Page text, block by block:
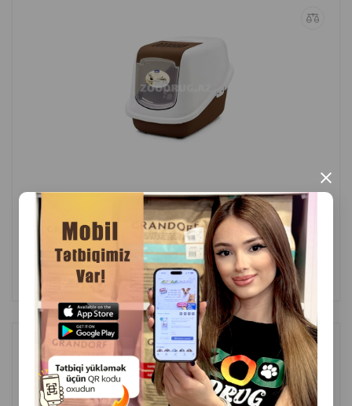
×
Çəki Qiymət
1 ədəd
54.00
ALMAQ
SAVIC Iriz 50 pişik lövhəsi 50x36,5x11,5 sm.